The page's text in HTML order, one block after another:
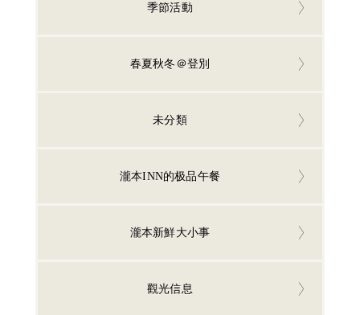
季節活動
春夏秋冬＠登別
未分類
瀧本INN的极品午餐
瀧本新鮮大小事
觀光信息